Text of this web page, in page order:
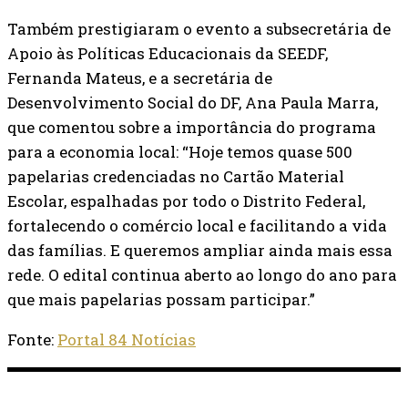
Também prestigiaram o evento a subsecretária de
Apoio às Políticas Educacionais da SEEDF,
Fernanda Mateus, e a secretária de
Desenvolvimento Social do DF, Ana Paula Marra,
que comentou sobre a importância do programa
para a economia local: “Hoje temos quase 500
papelarias credenciadas no Cartão Material
Escolar, espalhadas por todo o Distrito Federal,
fortalecendo o comércio local e facilitando a vida
das famílias. E queremos ampliar ainda mais essa
rede. O edital continua aberto ao longo do ano para
que mais papelarias possam participar.”
Fonte: Portal 84 Notícias